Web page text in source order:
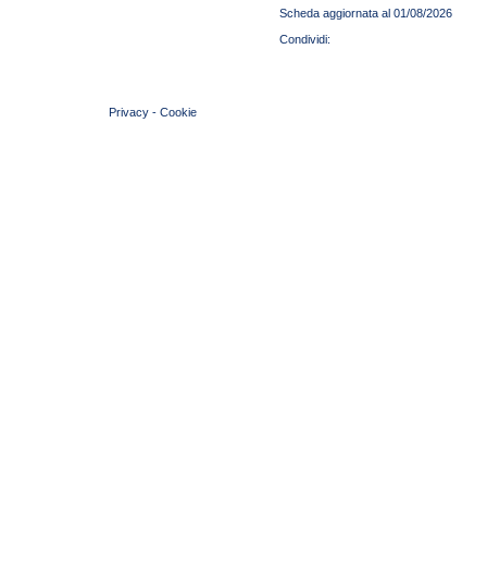
Scheda aggiornata al 01/08/2026
Privacy - Cookie